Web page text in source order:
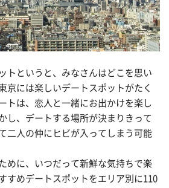
トというと、みなさんはどこを思い
京には楽しいデートスポットがたく
トは、恋人と一緒にお出かけを楽し
し、デートする場所が決まりきって
二人の仲にヒビが入ってしまう可能
めに、いつだって新鮮な気持ちで楽
すめデートスポットをエリア別に110